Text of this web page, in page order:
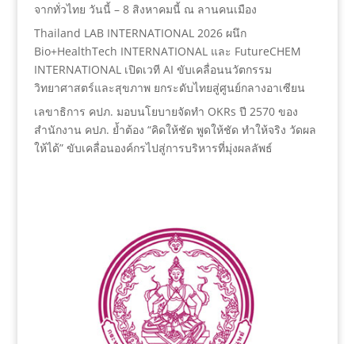
จากทั่วไทย วันนี้ – 8 สิงหาคมนี้ ณ ลานคนเมือง
Thailand LAB INTERNATIONAL 2026 ผนึก
Bio+HealthTech INTERNATIONAL และ FutureCHEM
INTERNATIONAL เปิดเวที AI ขับเคลื่อนนวัตกรรม
วิทยาศาสตร์และสุขภาพ ยกระดับไทยสู่ศูนย์กลางอาเซียน
เลขาธิการ คปภ. มอบนโยบายจัดทำ OKRs ปี 2570 ของ
สำนักงาน คปภ. ย้ำต้อง “คิดให้ชัด พูดให้ชัด ทำให้จริง วัดผล
ให้ได้” ขับเคลื่อนองค์กรไปสู่การบริหารที่มุ่งผลลัพธ์